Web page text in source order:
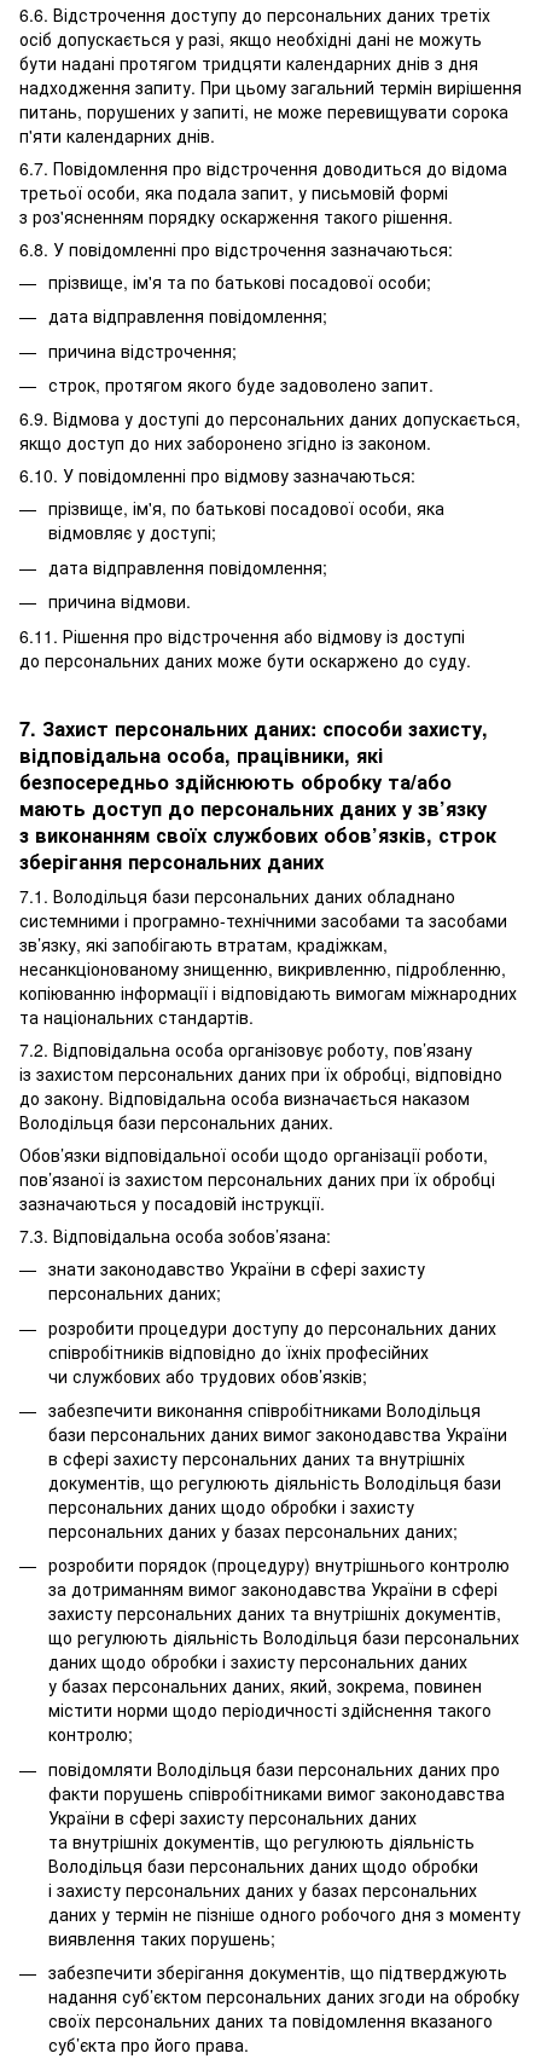
6.6. Відстрочення доступу до персональних даних третіх
осіб допускається у разі, якщо необхідні дані не можуть
бути надані протягом тридцяти календарних днів з дня
надходження запиту. При цьому загальний термін вирішення
питань, порушених у запиті, не може перевищувати сорока
п'яти календарних днів.
6.7. Повідомлення про відстрочення доводиться до відома
третьої особи, яка подала запит, у письмовій формі
з роз'ясненням порядку оскарження такого рішення.
6.8. У повідомленні про відстрочення зазначаються:
прізвище, ім'я та по батькові посадової особи;
дата відправлення повідомлення;
причина відстрочення;
строк, протягом якого буде задоволено запит.
6.9. Відмова у доступі до персональних даних допускається,
якщо доступ до них заборонено згідно із законом.
6.10. У повідомленні про відмову зазначаються:
прізвище, ім'я, по батькові посадової особи, яка
відмовляє у доступі;
дата відправлення повідомлення;
причина відмови.
6.11. Рішення про відстрочення або відмову із доступі
до персональних даних може бути оскаржено до суду.
7. Захист персональних даних: способи захисту,
відповідальна особа, працівники, які
безпосередньо здійснюють обробку та/або
мають доступ до персональних даних у зв’язку
з виконанням своїх службових обов’язків, строк
зберігання персональних даних
7.1. Володільця бази персональних даних обладнано
системними і програмно-технічними засобами та засобами
зв’язку, які запобігають втратам, крадіжкам,
несанкціонованому знищенню, викривленню, підробленню,
копіюванню інформації і відповідають вимогам міжнародних
та національних стандартів.
7.2. Відповідальна особа організовує роботу, пов’язану
із захистом персональних даних при їх обробці, відповідно
до закону. Відповідальна особа визначається наказом
Володільця бази персональних даних.
Обов’язки відповідальної особи щодо організації роботи,
пов’язаної із захистом персональних даних при їх обробці
зазначаються у посадовій інструкції.
7.3. Відповідальна особа зобов’язана:
знати законодавство України в сфері захисту
персональних даних;
розробити процедури доступу до персональних даних
співробітників відповідно до їхніх професійних
чи службових або трудових обов’язків;
забезпечити виконання співробітниками Володільця
бази персональних даних вимог законодавства України
в сфері захисту персональних даних та внутрішніх
документів, що регулюють діяльність Володільця бази
персональних даних щодо обробки і захисту
персональних даних у базах персональних даних;
розробити порядок (процедуру) внутрішнього контролю
за дотриманням вимог законодавства України в сфері
захисту персональних даних та внутрішніх документів,
що регулюють діяльність Володільця бази персональних
даних щодо обробки і захисту персональних даних
у базах персональних даних, який, зокрема, повинен
містити норми щодо періодичності здійснення такого
контролю;
повідомляти Володільця бази персональних даних про
факти порушень співробітниками вимог законодавства
України в сфері захисту персональних даних
та внутрішніх документів, що регулюють діяльність
Володільця бази персональних даних щодо обробки
і захисту персональних даних у базах персональних
даних у термін не пізніше одного робочого дня з моменту
виявлення таких порушень;
забезпечити зберігання документів, що підтверджують
надання суб’єктом персональних даних згоди на обробку
своїх персональних даних та повідомлення вказаного
суб’єкта про його права.